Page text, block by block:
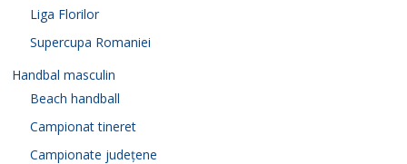
Liga Florilor
Supercupa Romaniei
Handbal masculin
Beach handball
Campionat tineret
Campionate județene